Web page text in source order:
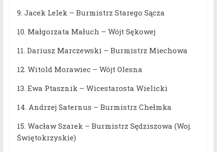
9. Jacek Lelek – Burmistrz Starego Sącza
10. Małgorzata Małuch – Wójt Sękowej
11. Dariusz Marczewski – Burmistrz Miechowa
12. Witold Morawiec – Wójt Olesna
13. Ewa Ptasznik – Wicestarosta Wielicki
14. Andrzej Saternus – Burmistrz Chełmka
15. Wacław Szarek – Burmistrz Sędziszowa (Woj.
Świętokrzyskie)